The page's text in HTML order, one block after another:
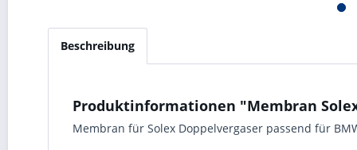
Beschreibung
Produktinformationen "Membran Solex
Membran für Solex Doppelvergaser passend für